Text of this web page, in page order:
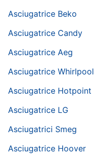
Asciugatrice Beko
Asciugatrice Candy
Asciugatrice Aeg
Asciugatrice Whirlpool
Asciugatrice Hotpoint
Asciugatrice LG
Asciugatrici Smeg
Asciugatrice Hoover